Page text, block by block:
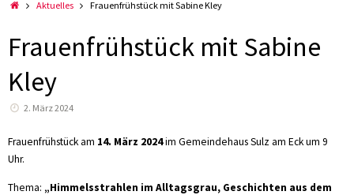
StartAktuelles Frauenfrühstück mit Sabine Kley
Frauenfrühstück mit Sabine
Kley
2. März 2024
Frauenfrühstück am 14. März 2024im Gemeindehaus Sulz am Eck um 9
Uhr.
Thema: „Himmelsstrahlen im Alltagsgrau, Geschichten aus dem